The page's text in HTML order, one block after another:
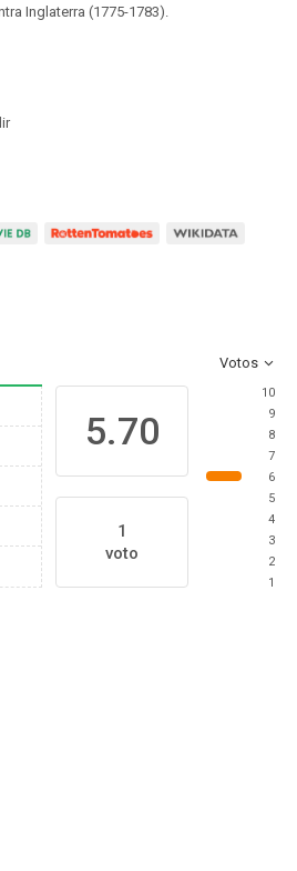
Inglaterra (1775-1783).
Votos
5.70
1
voto
10
9
8
7
6
5
4
3
2
1